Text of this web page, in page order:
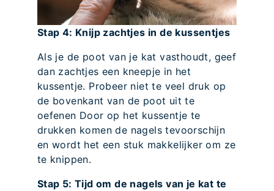
Stap 4: Knijp zachtjes in de kussentjes
Als je de poot van je kat vasthoudt, geef
dan zachtjes een kneepje in het
kussentje. Probeer niet te veel druk op
de bovenkant van de poot uit te
oefenen Door op het kussentje te
drukken komen de nagels tevoorschijn
en wordt het een stuk makkelijker om ze
te knippen.
Stap 5: Tijd om de nagels van je kat te